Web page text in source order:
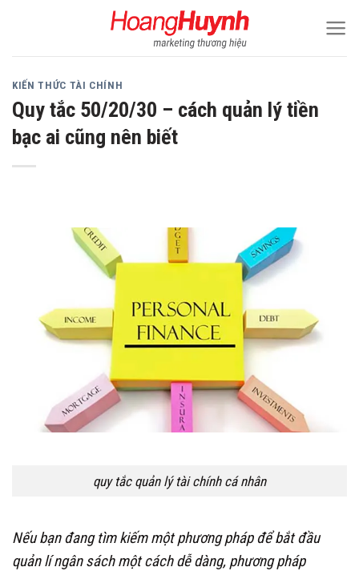
KIẾN THỨC TÀI CHÍNH
Quy tắc 50/20/30 – cách quản lý tiền
bạc ai cũng nên biết
quy tắc quản lý tài chính cá nhân
Nếu bạn đang tìm kiếm một phương pháp để bắt đầu
quản lí ngân sách một cách dễ dàng, phương pháp